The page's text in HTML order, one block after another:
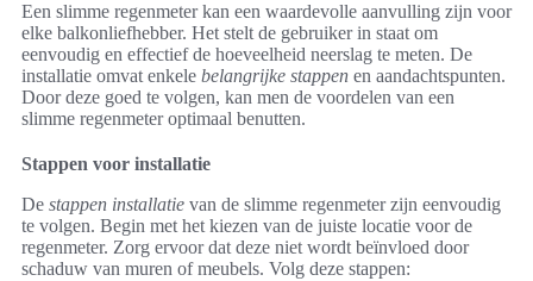
Een slimme regenmeter kan een waardevolle aanvulling zijn voor
elke balkonliefhebber. Het stelt de gebruiker in staat om
eenvoudig en effectief de hoeveelheid neerslag te meten. De
installatie omvat enkele belangrijke stappen en aandachtspunten.
Door deze goed te volgen, kan men de voordelen van een
slimme regenmeter optimaal benutten.
Stappen voor installatie
De stappen installatie van de slimme regenmeter zijn eenvoudig
te volgen. Begin met het kiezen van de juiste locatie voor de
regenmeter. Zorg ervoor dat deze niet wordt beïnvloed door
schaduw van muren of meubels. Volg deze stappen: